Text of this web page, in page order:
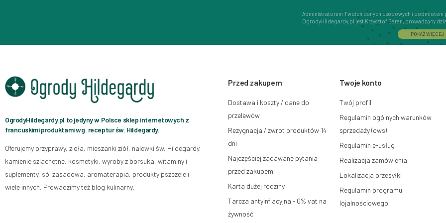
Administratorem Twoich danych osobowych i podmiotem
OgrodyHildegardy.pl jest Krzysztof Baran, prowadzący
Interactive Krzysztof Baran wpisaną do Centralnej
adres głównego miejsca wykonywania działalności w
08-110, posiadający numer NIP: 821-152-01-37, REGON:
Przysługuje Ci prawo do żądania dostępu do swoich
ograniczenia przetwarzania, wniesienia sprzeciwu wobec
na zgodność z prawem przetwarzania, którego dokonano
lub pisemnie na adres siedziby.
Więcej informacji: www.mouton.pl/ODO
POKAŻ WIĘCEJ
OgrodyHildegardy.pl to jedyny w Polsce sklep internetowych z
francuskimi produktami wg. receptur św. Hildegardy.
Oferujemy przyprawy, zioła, mieszanki ziół, nalewki św. Hildegardy,
kamienie szlachetne, kosmetyki, wyroby z borsuka, witaminy i
suplementy, sól zasadowa, aromaterapia, produkty pszczele i
wiele innych. Prowadzimy też blog kulinarny.
Przed zakupem
Dostawa i koszty / dane do
przelewów
Rezygnacja / zwrot produktów 14
dni
Najczęściej zadawane pytania
przed zakupem
Karta dużej rodziny
Tarcza antyinflacyjna - 0% vat na
żywność
Twoje konto
Twój profil
Regulamin ogólnych warunków
sprzedaży (ows)
Regulamin e-usług
Realizacja zamówienia
Lokalizacja przesyłki
Regulamin programu
lojalnościowego